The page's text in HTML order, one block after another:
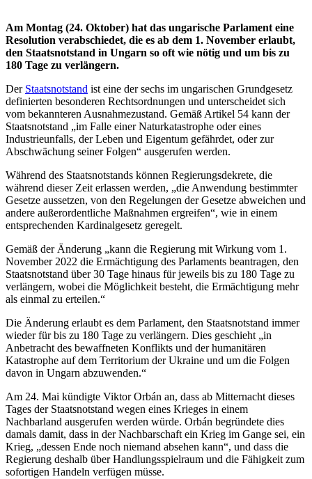
Am Montag (24. Oktober) hat das ungarische Parlament eine
Resolution verabschiedet, die es ab dem 1. November erlaubt,
den Staatsnotstand in Ungarn so oft wie nötig und um bis zu
180 Tage zu verlängern.
Der Staatsnotstand ist eine der sechs im ungarischen Grundgesetz
definierten besonderen Rechtsordnungen und unterscheidet sich
vom bekannteren Ausnahmezustand. Gemäß Artikel 54 kann der
Staatsnotstand „im Falle einer Naturkatastrophe oder eines
Industrieunfalls, der Leben und Eigentum gefährdet, oder zur
Abschwächung seiner Folgen“ ausgerufen werden.
Während des Staatsnotstands können Regierungsdekrete, die
während dieser Zeit erlassen werden, „die Anwendung bestimmter
Gesetze aussetzen, von den Regelungen der Gesetze abweichen und
andere außerordentliche Maßnahmen ergreifen“, wie in einem
entsprechenden Kardinalgesetz geregelt.
Gemäß der Änderung „kann die Regierung mit Wirkung vom 1.
November 2022 die Ermächtigung des Parlaments beantragen, den
Staatsnotstand über 30 Tage hinaus für jeweils bis zu 180 Tage zu
verlängern, wobei die Möglichkeit besteht, die Ermächtigung mehr
als einmal zu erteilen.“
Die Änderung erlaubt es dem Parlament, den Staatsnotstand immer
wieder für bis zu 180 Tage zu verlängern. Dies geschieht „in
Anbetracht des bewaffneten Konflikts und der humanitären
Katastrophe auf dem Territorium der Ukraine und um die Folgen
davon in Ungarn abzuwenden.“
Am 24. Mai kündigte Viktor Orbán an, dass ab Mitternacht dieses
Tages der Staatsnotstand wegen eines Krieges in einem
Nachbarland ausgerufen werden würde. Orbán begründete dies
damals damit, dass in der Nachbarschaft ein Krieg im Gange sei, ein
Krieg, „dessen Ende noch niemand absehen kann“, und dass die
Regierung deshalb über Handlungsspielraum und die Fähigkeit zum
sofortigen Handeln verfügen müsse.